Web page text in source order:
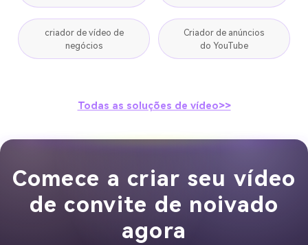
criador de vídeo de
negócios
Criador de anúncios
do YouTube
Todas as soluções de vídeo>>
Comece a criar seu vídeo
de convite de noivado
agora